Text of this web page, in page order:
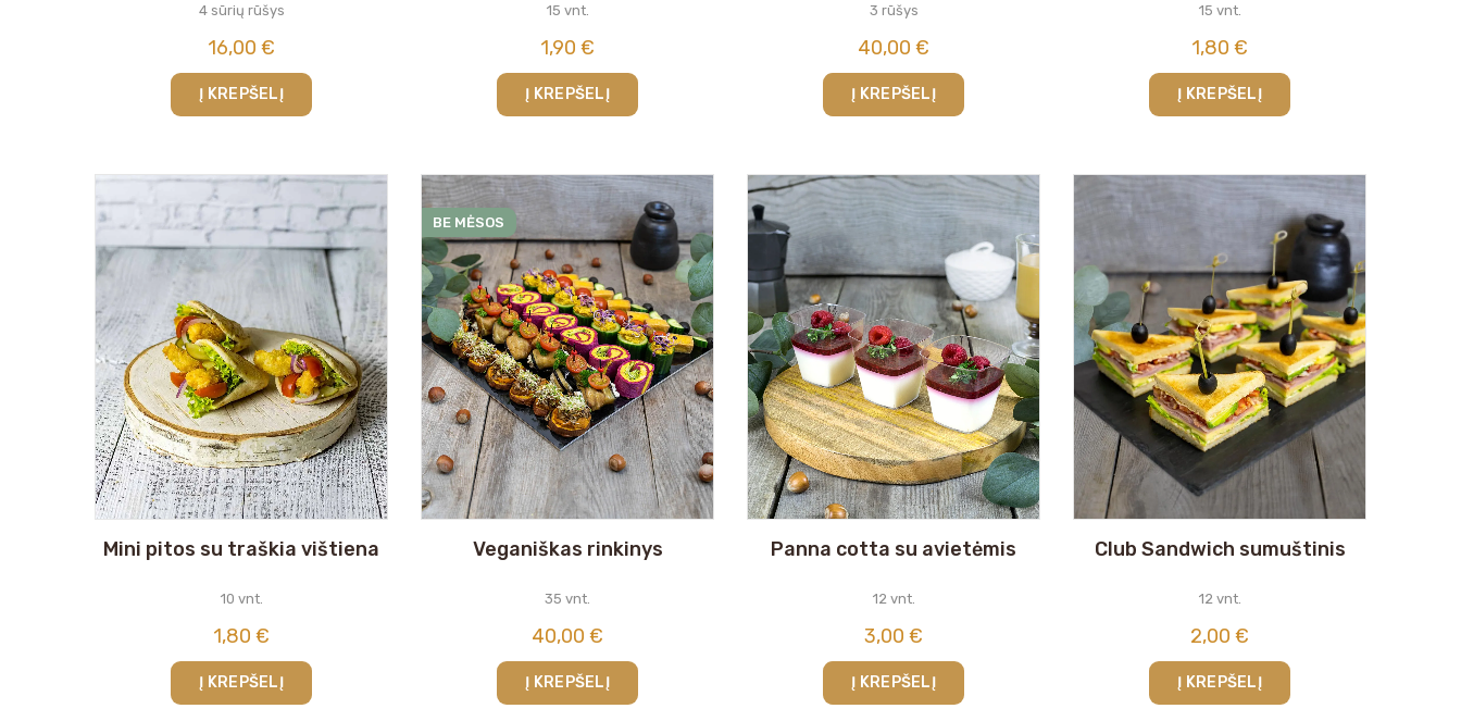
4 sūrių rūšys
16,00 €
Į KREPŠELĮ
15 vnt.
1,90 €
Į KREPŠELĮ
3 rūšys
40,00 €
Į KREPŠELĮ
15 vnt.
1,80 €
Į KREPŠELĮ
Mini pitos su traškia vištiena
10 vnt.
1,80 €
Į KREPŠELĮ
BE MĖSOS
Veganiškas rinkinys
35 vnt.
40,00 €
Į KREPŠELĮ
Panna cotta su avietėmis
12 vnt.
3,00 €
Į KREPŠELĮ
Club Sandwich sumuštinis
12 vnt.
2,00 €
Į KREPŠELĮ